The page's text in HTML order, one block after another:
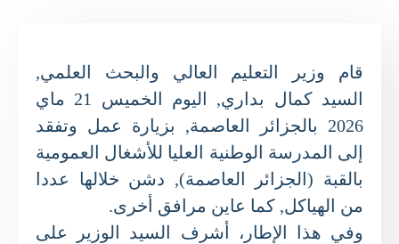
قام وزير التعليم العالي والبحث العلمي,
السيد كمال بداري, اليوم الخميس 21 ماي
2026 بالجزائر العاصمة, بزيارة عمل وتفقد
إلى المدرسة الوطنية العليا للأشغال العمومية
بالقبة (الجزائر العاصمة), دشن خلالها عددا
من الهياكل, كما عاين مرافق أخرى.
وفي هذا الإطار، أشرف السيد الوزير على